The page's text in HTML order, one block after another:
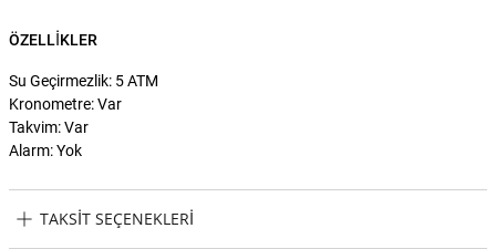
ÖZELLIKLER
Su Geçirmezlik: 5 ATM
Kronometre: Var
Takvim: Var
Alarm: Yok
TAKSIT SEÇENEKLERI